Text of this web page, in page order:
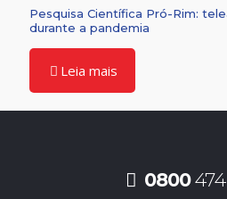
Pesquisa Científica Pró-Rim:
durante a pandemia
Leia mais
0800474